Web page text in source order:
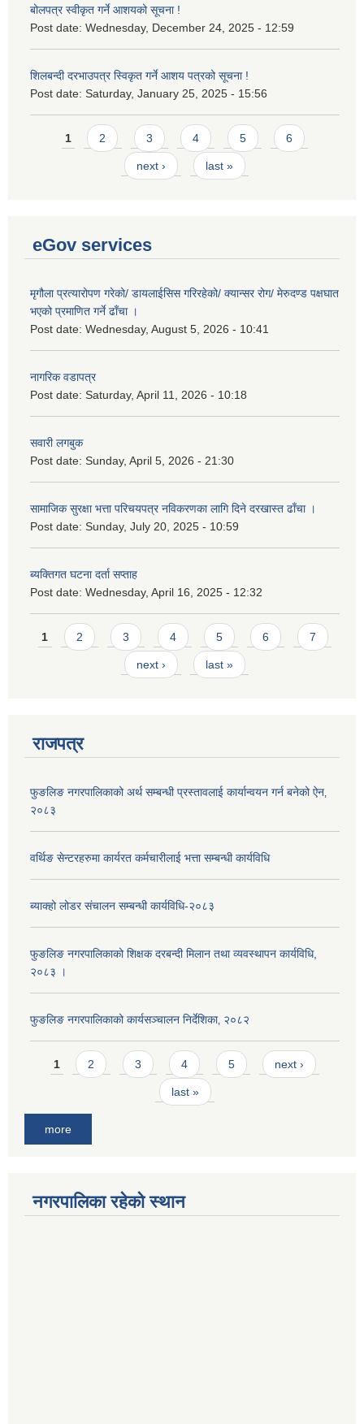
बोलपत्र स्वीकृत गर्ने आशयको सूचना !
Post date: Wednesday, December 24, 2025 - 12:59
शिलबन्दी दरभाउपत्र स्विकृत गर्ने आशय पत्रको सूचना !
Post date: Saturday, January 25, 2025 - 15:56
Pages
1 2 3 4 5 6
next › last »
eGov services
मृगौला प्रत्यारोपण गरेको/ डायलाईसिस गरिरहेको/ क्यान्सर रोग/ मेरुदण्ड पक्षघात
भएको प्रमाणित गर्ने ढाँचा ।
Post date: Wednesday, August 5, 2026 - 10:41
नागरिक वडापत्र
Post date: Saturday, April 11, 2026 - 10:18
सवारी लगबुक
Post date: Sunday, April 5, 2026 - 21:30
सामाजिक सुरक्षा भत्ता परिचयपत्र नविकरणका लागि दिने दरखास्त ढाँचा ।
Post date: Sunday, July 20, 2025 - 10:59
ब्यक्तिगत घटना दर्ता सप्ताह
Post date: Wednesday, April 16, 2025 - 12:32
Pages
1 2 3 4 5 6 7
next › last »
राजपत्र
फुङलिङ नगरपालिकाको अर्थ सम्बन्धी प्रस्तावलाई कार्यान्वयन गर्न बनेको ऐन‚
२०८३
वर्थिङ सेन्टरहरुमा कार्यरत कर्मचारीलाई भत्ता सम्बन्धी कार्यविधि
ब्याक्हो लोडर संचालन सम्बन्धी कार्यविधि-२०८३
फुङलिङ नगरपालिकाको शिक्षक दरबन्दी मिलान तथा व्यवस्थापन कार्यविधि,
२०८३ ।
फुङलिङ नगरपालिकाको कार्यसञ्चालन निर्देशिका‚ २०८२
Pages
1 2 3 4 5 next ›
last »
more
नगरपालिका रहेको स्थान